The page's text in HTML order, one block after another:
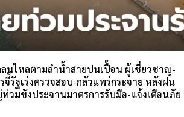
นไหลตามลำน้ำสายปนเปื้อน ผู้เชี่ยวชาญ-
จี้รัฐเร่งตรวจสอบ-กลัวแพร่กระจาย หลังฝน
วมขังประจานมาตรการรับมือ-แจ้งเตือนภัย